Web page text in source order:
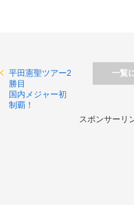
平田憲聖ツアー2
勝目
国内メジャー初
制覇！
一覧
スポンサーリ